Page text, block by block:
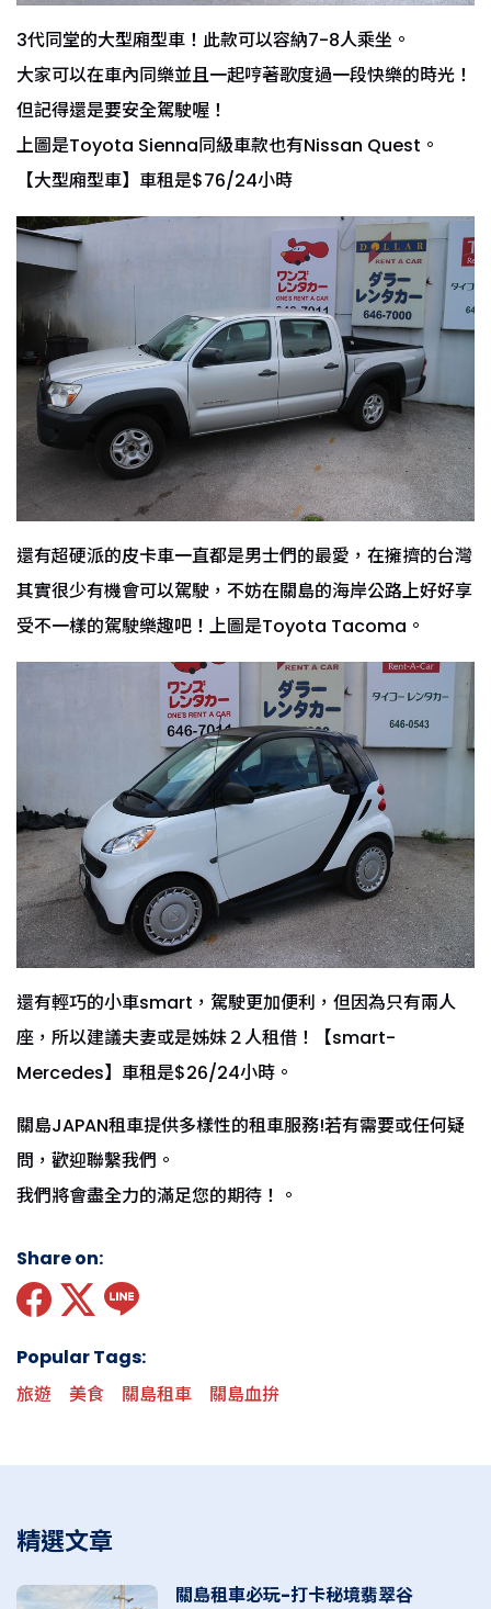
3代同堂的大型廂型車！此款可以容納7-8人乘坐。
大家可以在車內同樂並且一起哼著歌度過一段快樂的時光！
但記得還是要安全駕駛喔！
上圖是Toyota Sienna同級車款也有Nissan Quest。
【大型廂型車】車租是$76/24小時
還有超硬派的皮卡車一直都是男士們的最愛，在擁擠的台灣
其實很少有機會可以駕駛，不妨在關島的海岸公路上好好享
受不一樣的駕駛樂趣吧！上圖是Toyota Tacoma。
還有輕巧的小車smart，駕駛更加便利，但因為只有兩人
座，所以建議夫妻或是姊妹２人租借！【smart-
Mercedes】車租是$26/24小時。
關島JAPAN租車提供多樣性的租車服務!若有需要或任何疑
問，歡迎聯繫我們。
我們將會盡全力的滿足您的期待！。
Share on:
Popular Tags:
旅遊
美食 關島租車 關島血拚
精選文章
關島租車必玩-打卡秘境翡翠谷